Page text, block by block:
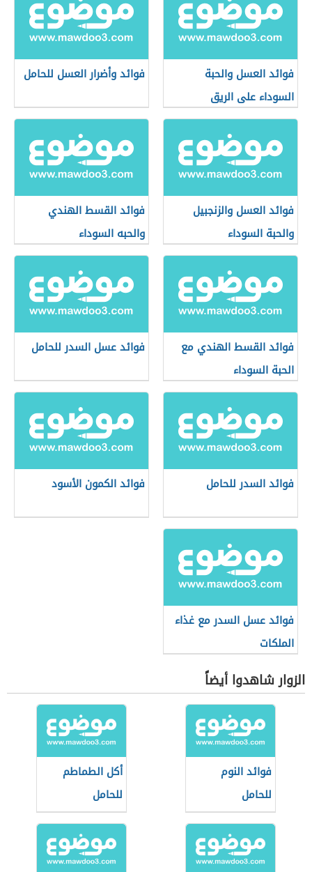
فوائد العسل والحبة
السوداء على الريق
فوائد وأضرار العسل للحامل
فوائد العسل والزنجبيل
والحبة السوداء
فوائد القسط الهندي
والحبه السوداء
فوائد القسط الهندي مع
الحبة السوداء
فوائد عسل السدر للحامل
فوائد السدر للحامل فوائد الكمون الأسود
فوائد عسل السدر مع غذاء
الملكات
الزوار شاهدوا أيضاً
فوائد النوم
للحامل
أكل الطماطم
للحامل